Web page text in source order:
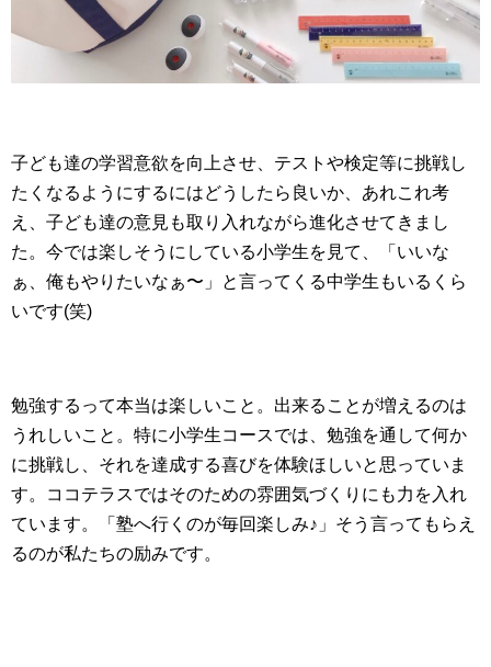
子ども達の学習意欲を向上させ、テストや検定等に挑戦し
たくなるようにするにはどうしたら良いか、あれこれ考
え、子ども達の意見も取り入れながら進化させてきまし
た。今では楽しそうにしている小学生を見て、「いいな
ぁ、俺もやりたいなぁ〜」と言ってくる中学生もいるくら
いです(笑)
勉強するって本当は楽しいこと。出来ることが増えるのは
うれしいこと。特に小学生コースでは、勉強を通して何か
に挑戦し、それを達成する喜びを体験ほしいと思っていま
す。ココテラスではそのための雰囲気づくりにも力を入れ
ています。「塾へ行くのが毎回楽しみ♪」そう言ってもらえ
るのが私たちの励みです。